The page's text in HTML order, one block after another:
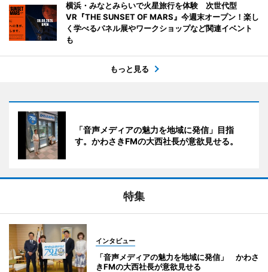
横浜・みなとみらいで火星旅行を体験 次世代型
VR『THE SUNSET OF MARS』今週末オープン！楽し
く学べるパネル展やワークショップなど関連イベント
も
もっと見る
「音声メディアの魅力を地域に発信」目指
す。かわさきFMの大西社長が意欲見せる。
特集
インタビュー
「音声メディアの魅力を地域に発信」 かわさ
きFMの大西社長が意欲見せる